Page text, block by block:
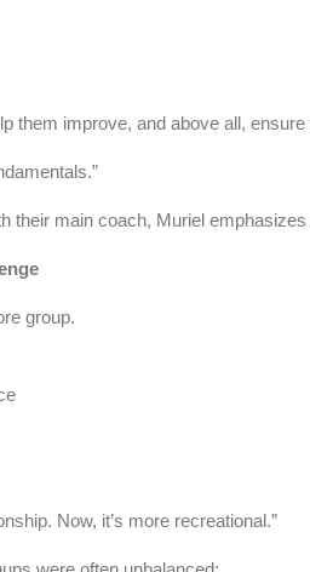
them improve, and above all,
main coach, Muriel
group.
Now, it’s more recreational.”